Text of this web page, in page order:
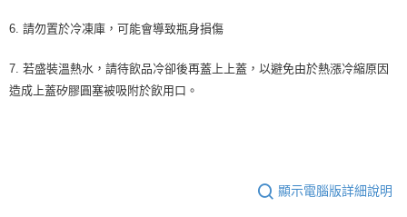
6. 請勿置於冷凍庫，可能會導致瓶身損傷
7. 若盛裝溫熱水，請待飲品冷卻後再蓋上上蓋，以避免由於熱漲冷縮原因
造成上蓋矽膠圓塞被吸附於飲用口。
顯示電腦版詳細說明